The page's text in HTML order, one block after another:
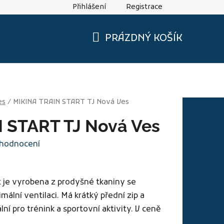
Přihlášení Registrace
PRÁZDNÝ KOŠÍK
/ MIKINA TRAIN START TJ Nová Ves
TJ Nová Ves
vyrobena z prodyšné tkaniny se
ventilaci. Má krátký přední zip a
pro trénink a sportovní aktivity. V ceně